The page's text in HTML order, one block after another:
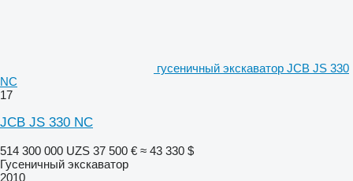
гусеничный экскаватор JCB JS 330
NC
17
JCB JS 330 NC
514 300 000 UZS 37 500 € ≈ 43 330 $
Гусеничный экскаватор
2010